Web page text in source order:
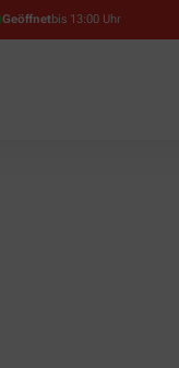
Geöffnetbis 13:00 Uhr